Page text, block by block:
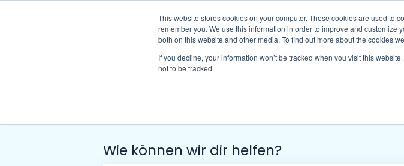
This website stores cookies on your computer. These cookies are used to
remember you. We use this information in order to improve and
both on this website and other media. To find out more about the cookies
If you decline, your information won’t be tracked when you visit this
not to be tracked.
Wie können wir dir helfen?